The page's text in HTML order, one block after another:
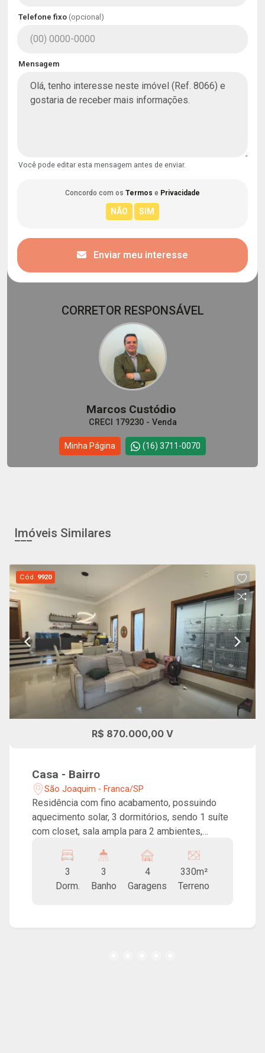
Telefone fixo (opcional)
Mensagem
Você pode editar esta mensagem antes de enviar.
Concordo com os Termos e Privacidade
Enviar meu interesse
CORRETOR RESPONSÁVEL
Marcos Custódio
CRECI 179230 - Venda
Minha Página (16) 3711-0070
Imóveis Similares
Cód. 9920
R$ 870.000,00 V
Casa - Bairro
São Joaquim - Franca/SP
Residência com fino acabamento, possuindo
aquecimento solar, 3 dormitórios, sendo 1 suíte
com closet, sala ampla para 2 ambientes,
lavanderia, lavabo, espaço gourmet com
churrasqueira, jardim e 4 vagas de garagem,
sendo 2 cobertas.
3
Dorm.
3
Banho
4
Garagens
330m²
Terreno